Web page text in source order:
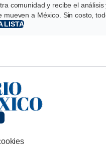
comunidad y recibe el
mueven a México. Sin costo,
LISTA